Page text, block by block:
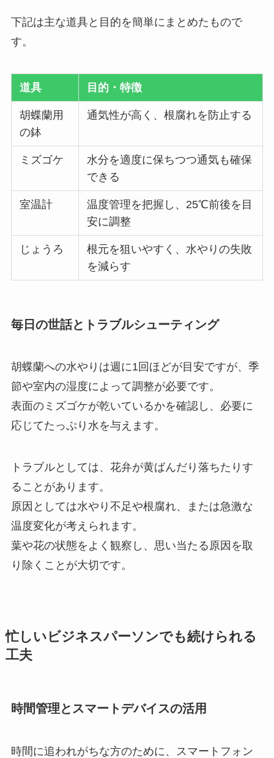
下記は主な道具と目的を簡単にまとめたもので
す。
道具 目的・特徴
胡蝶蘭用
の鉢
通気性が高く、根腐れを防止する
ミズゴケ
水分を適度に保ちつつ通気も確保
できる
室温計
温度管理を把握し、25℃前後を目
安に調整
じょうろ
根元を狙いやすく、水やりの失敗
を減らす
毎日の世話とトラブルシューティング
胡蝶蘭への水やりは週に1回ほどが目安ですが、季
節や室内の湿度によって調整が必要です。
表面のミズゴケが乾いているかを確認し、必要に
応じてたっぷり水を与えます。
トラブルとしては、花弁が黄ばんだり落ちたりす
ることがあります。
原因としては水やり不足や根腐れ、または急激な
温度変化が考えられます。
葉や花の状態をよく観察し、思い当たる原因を取
り除くことが大切です。
忙しいビジネスパーソンでも続けられる
工夫
時間管理とスマートデバイスの活用
時間に追われがちな方のために、スマートフォン